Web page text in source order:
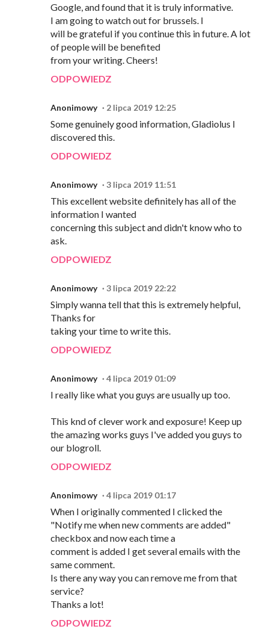
Google, and found that it is truly informative.
I am going to watch out for brussels. I
will be grateful if you continue this in future. A lot
of people will be benefited
from your writing. Cheers!
ODPOWIEDZ
Anonimowy 2 lipca 2019 12:25
Some genuinely good information, Gladiolus I
discovered this.
ODPOWIEDZ
Anonimowy 3 lipca 2019 11:51
This excellent website definitely has all of the
information I wanted
concerning this subject and didn't know who to
ask.
ODPOWIEDZ
Anonimowy 3 lipca 2019 22:22
Simply wanna tell that this is extremely helpful,
Thanks for
taking your time to write this.
ODPOWIEDZ
Anonimowy 4 lipca 2019 01:09
I really like what you guys are usually up too.
This knd of clever work and exposure! Keep up
the amazing works guys I've added you guys to
our blogroll.
ODPOWIEDZ
Anonimowy 4 lipca 2019 01:17
When I originally commented I clicked the
"Notify me when new comments are added"
checkbox and now each time a
comment is added I get several emails with the
same comment.
Is there any way you can remove me from that
service?
Thanks a lot!
ODPOWIEDZ